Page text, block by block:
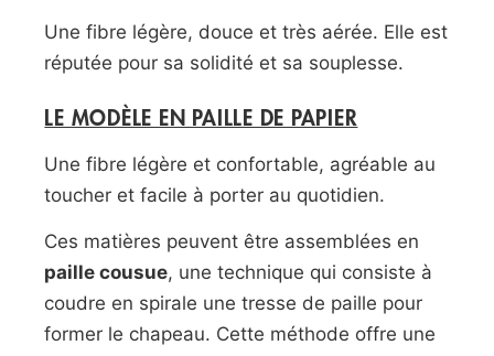
Une fibre légère, douce et très aérée. Elle est
réputée pour sa solidité et sa souplesse.
LE MODÈLE EN PAILLE DE PAPIER
Une fibre légère et confortable, agréable au
toucher et facile à porter au quotidien.
Ces matières peuvent être assemblées en
paille cousue, une technique qui consiste à
coudre en spirale une tresse de paille pour
former le chapeau. Cette méthode offre une